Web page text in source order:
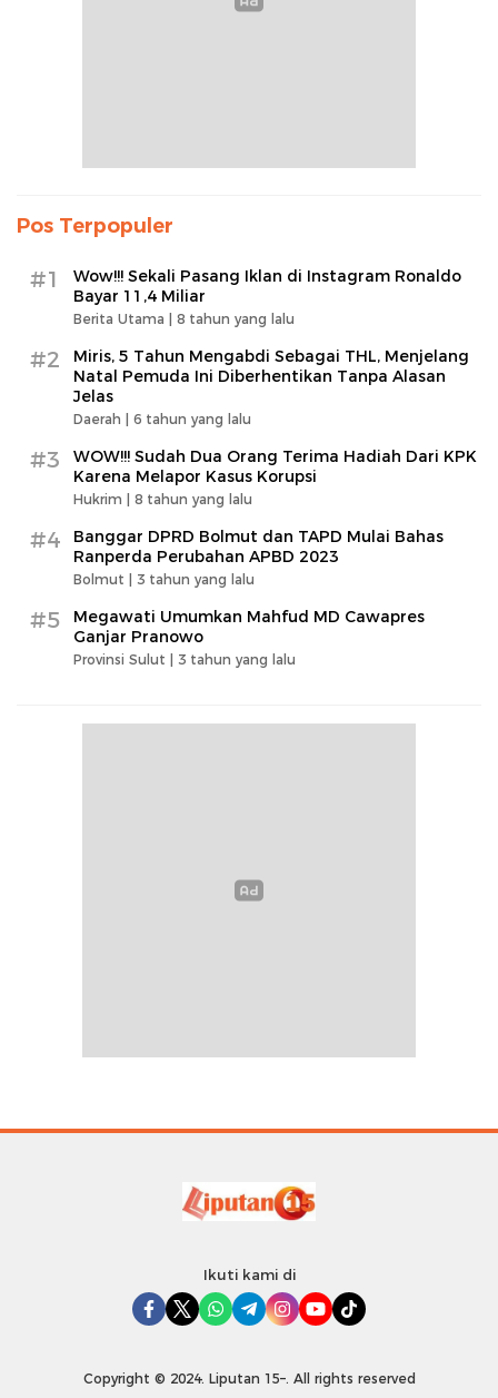
Pos Terpopuler
#1
Wow!!! Sekali Pasang Iklan di Instagram Ronaldo
Bayar 11,4 Miliar
Berita Utama | 8 tahun yang lalu
#2
Miris, 5 Tahun Mengabdi Sebagai THL, Menjelang
Natal Pemuda Ini Diberhentikan Tanpa Alasan
Jelas
Daerah | 6 tahun yang lalu
#3
WOW!!! Sudah Dua Orang Terima Hadiah Dari KPK
Karena Melapor Kasus Korupsi
Hukrim | 8 tahun yang lalu
#4
Banggar DPRD Bolmut dan TAPD Mulai Bahas
Ranperda Perubahan APBD 2023
Bolmut | 3 tahun yang lalu
#5
Megawati Umumkan Mahfud MD Cawapres
Ganjar Pranowo
Provinsi Sulut | 3 tahun yang lalu
Ikuti kami di
Copyright © 2024. Liputan 15–. All rights reserved